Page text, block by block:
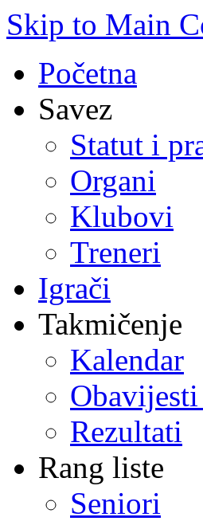
Skip to Main
Početna
Savez
Statut i
Organi
Klubovi
Treneri
Igrači
Takmičenje
Kalendar
Rezultati
Rang liste
Seniori